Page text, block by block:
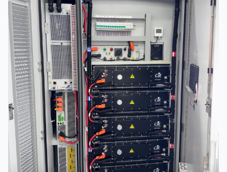
HR Hrvatski EN English
RS Srpski ME Crnogorski
MK Македонски